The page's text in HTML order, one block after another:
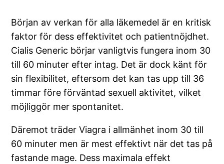
Början av verkan för alla läkemedel är en kritisk
faktor för dess effektivitet och patientnöjdhet.
Cialis Generic börjar vanligtvis fungera inom 30
till 60 minuter efter intag. Det är dock känt för
sin flexibilitet, eftersom det kan tas upp till 36
timmar före förväntad sexuell aktivitet, vilket
möjliggör mer spontanitet.
Däremot träder Viagra i allmänhet inom 30 till
60 minuter men är mest effektivt när det tas på
fastande mage. Dess maximala effekt